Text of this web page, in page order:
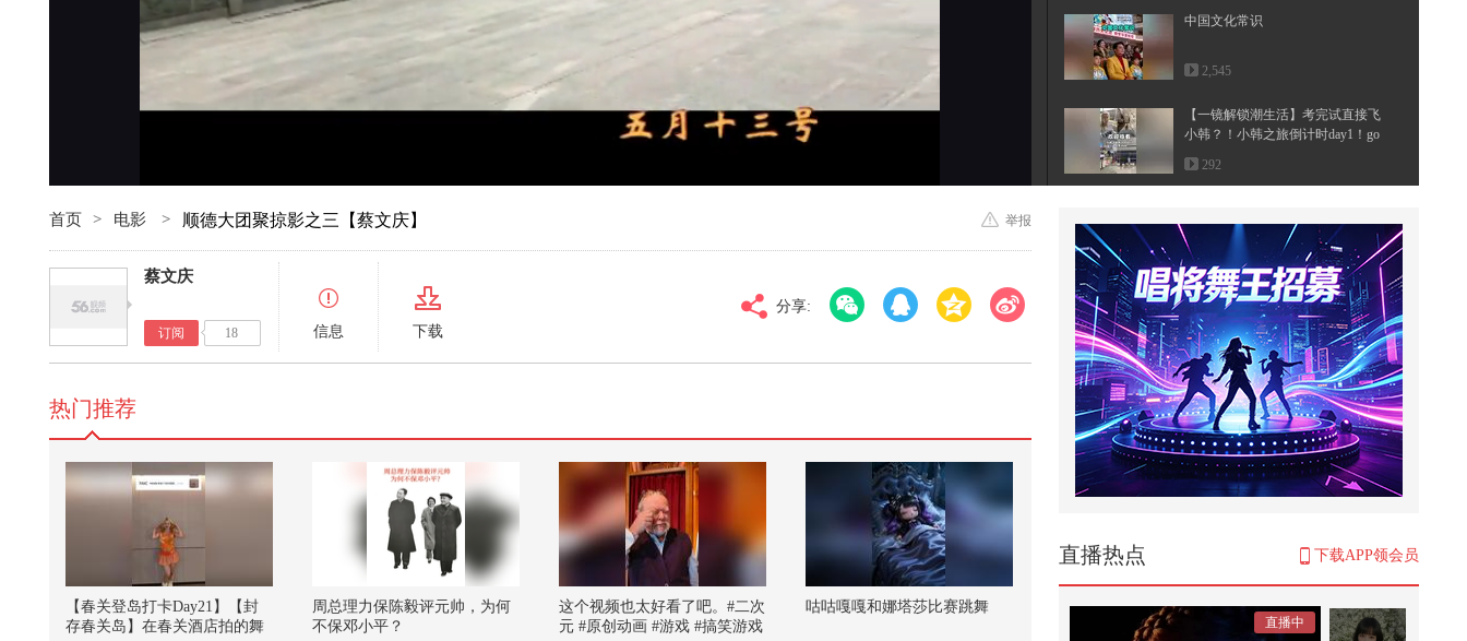
高清 倍速
对比度
中国文化常识
2,545
【一镜解锁潮生活】考完试直接飞
小韩？！小韩之旅倒计时day1！go
go...
292
啦！“考研team”组带来《Hands u...
57,716
户外捕鱼：小伙为了捕鱼将全身裹
满泥巴
89,170
人生的三道门，你选择？
6,273
车速不一般，认识三天，就可以生
阻止餐厅不文明行为 #小游戏
首页 > 电影 > 顺德大团聚掠影之三【蔡文庆】 举报
蔡文庆
订阅 18 信息 下载
分享:
直播热点 下载APP领会员
直播中
热门推荐
【春关登岛打卡Day21】【封
存春关岛】在春关酒店拍的舞
周总理力保陈毅评元帅，为何
不保邓小平？
这个视频也太好看了吧。#二次
元 #原创动画 #游戏 #搞笑游戏
咕咕嘎嘎和娜塔莎比赛跳舞